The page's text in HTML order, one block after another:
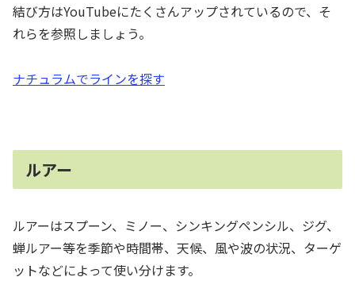
結び方はYouTubeにたくさんアップされているので、そ
れらを参照しましょう。
ナチュラムでラインを探す
ルアー
ルアーはスプーン、ミノー、シンキングペンシル、ジグ、
蝉ルアー等を季節や時間帯、天候、風や波の状況、ターゲ
ットなどによって使い分けます。